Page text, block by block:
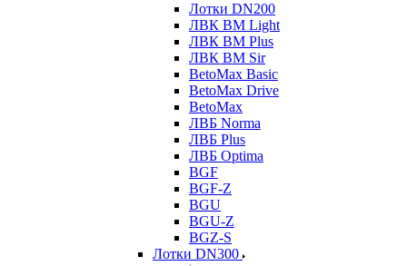
Лотки DN200
ЛВК ВМ Light
ЛВК ВМ Plus
ЛВК ВМ Sir
BetoMax Basic
BetoMax Drive
BetoMax
ЛВБ Norma
ЛВБ Plus
ЛВБ Optima
BGF
BGF-Z
BGU
BGU-Z
BGZ-S
Лотки DN300